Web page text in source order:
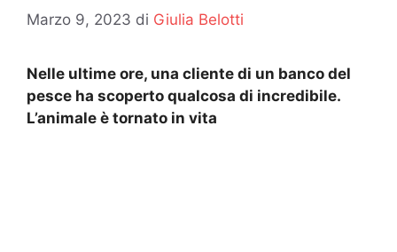
Marzo 9, 2023 di Giulia Belotti
Nelle ultime ore, una cliente di un banco del
pesce ha scoperto qualcosa di incredibile.
L’animale è tornato in vita